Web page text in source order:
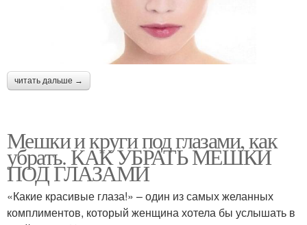
читать дальше →
Мешки и круги под глазами, как
убрать. КАК УБРАТЬ МЕШКИ
ПОД ГЛАЗАМИ
«Какие красивые глаза!» – один из самых желанных
комплиментов, который женщина хотела бы услышать в